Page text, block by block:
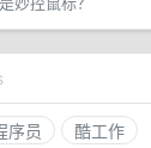
序员
酷工作